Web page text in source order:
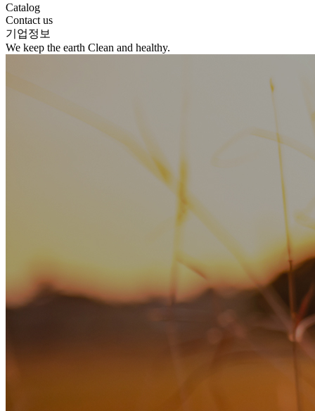
Catalog
Contact us
기업정보
We keep the earth Clean and healthy.